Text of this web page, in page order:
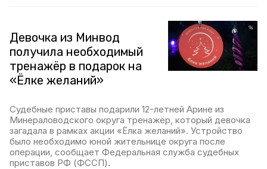
Девочка из Минвод
получила необходимый
тренажёр в подарок на
«Ёлке желаний»
Судебные приставы подарили 12-летней Арине из
Минераловодского округа тренажёр, который девочка
загадала в рамках акции «Ёлка желаний». Устройство
было необходимо юной жительнице округа после
операции, сообщает Федеральная служба судебных
приставов РФ (ФССП).